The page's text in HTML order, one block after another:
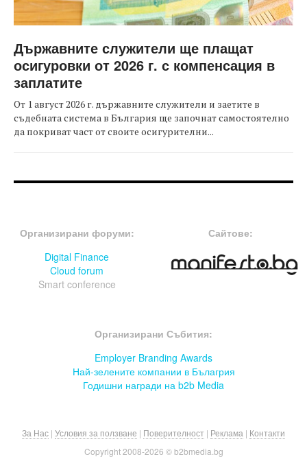
Държавните служители ще плащат
осигуровки от 2026 г. с компенсация в
заплатите
От 1 август 2026 г. държавните служители и заетите в
съдебната система в България ще започнат самостоятелно
да покриват част от своите осигурителни...
Организирани форуми:
Digital Finance
Cloud forum
Smart conference
Сайтове:
Организирани Събития:
Employer Branding Awards
Най-зелените компании в Бълагрия
Годишни награди на b2b Media
За Нас | Условия за ползване | Поверителност | Реклама | Контакти
Copyright 2008-2026 © b2bmedia.bg